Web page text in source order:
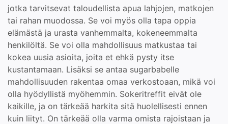
jotka tarvitsevat taloudellista apua lahjojen, matkojen
tai rahan muodossa. Se voi myös olla tapa oppia
elämästä ja urasta vanhemmalta, kokeneemmalta
henkilöltä. Se voi olla mahdollisuus matkustaa tai
kokea uusia asioita, joita et ehkä pysty itse
kustantamaan. Lisäksi se antaa sugarbabelle
mahdollisuuden rakentaa omaa verkostoaan, mikä voi
olla hyödyllistä myöhemmin. Sokeritreffit eivät ole
kaikille, ja on tärkeää harkita sitä huolellisesti ennen
kuin liityt. On tärkeää olla varma omista rajoistaan ja